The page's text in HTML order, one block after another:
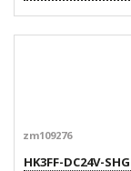
zm109276
HK3FF-DC24V-